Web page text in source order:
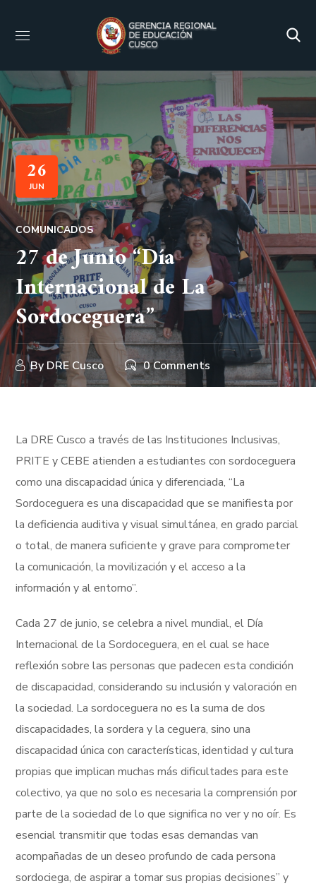
26
JUN
COMUNICADOS
27 de Junio “Día
Internacional de La
Sordoceguera”
ByDRE Cusco 0 Comments
La DRE Cusco a través de las Instituciones Inclusivas,
PRITE y CEBE atienden a estudiantes con sordoceguera
como una discapacidad única y diferenciada, “La
Sordoceguera es una discapacidad que se manifiesta por
la deficiencia auditiva y visual simultánea, en grado parcial
o total, de manera suficiente y grave para comprometer
la comunicación, la movilización y el acceso a la
información y al entorno”.
Cada 27 de junio, se celebra a nivel mundial, el Día
Internacional de la Sordoceguera, en el cual se hace
reflexión sobre las personas que padecen esta condición
de discapacidad, considerando su inclusión y valoración en
la sociedad. La sordoceguera no es la suma de dos
discapacidades, la sordera y la ceguera, sino una
discapacidad única con características, identidad y cultura
propias que implican muchas más dificultades para este
colectivo, ya que no solo es necesaria la comprensión por
parte de la sociedad de lo que significa no ver y no oír. Es
esencial transmitir que todas esas demandas van
acompañadas de un deseo profundo de cada persona
sordociega, de aspirar a tomar sus propias decisiones” y